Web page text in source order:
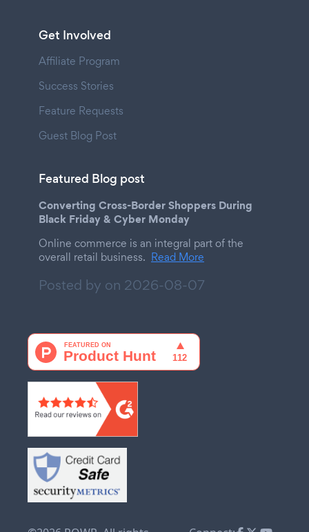
Get Involved
Affiliate Program
Success Stories
Feature Requests
Guest Blog Post
Featured Blog post
Converting Cross-Border Shoppers During
Black Friday & Cyber Monday
Online commerce is an integral part of the
overall retail business. Read More
Posted by on 2026-08-07